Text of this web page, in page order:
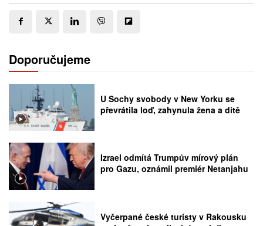
Doporučujeme
U Sochy svobody v New Yorku se
převrátila loď, zahynula žena a dítě
Izrael odmítá Trumpův mírový plán
pro Gazu, oznámil premiér Netanjahu
Vyčerpané české turisty v Rakousku